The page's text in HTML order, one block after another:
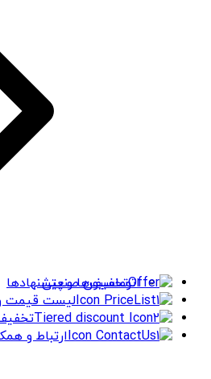
اتوماسیون صنعتی
تخفیف‌ها و پیشنهادها
لیست قیمت و
ارتباط و